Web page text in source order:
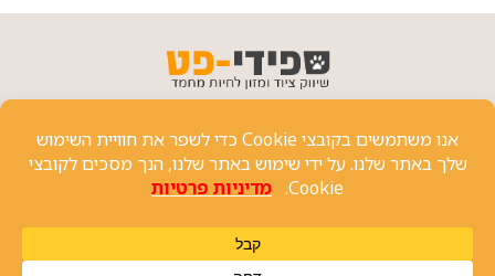
כל הזכויות שמורות 2024 ⓒ